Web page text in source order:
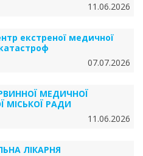
11.06.2026
екстреної медичної
07.07.2026
МЕДИЧНОЇ
МІСЬКОЇ РАДИ
11.06.2026
ЛІКАРНЯ